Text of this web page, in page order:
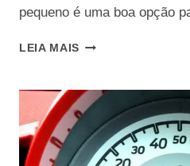
pequeno é uma boa opção
LEIA MAIS PAPEL
EM
BANHEIRO
PEQUENO
FUNCIONA?